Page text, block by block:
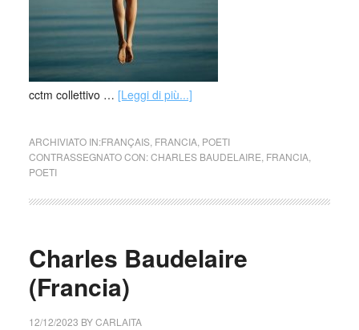
cctm collettivo … [Leggi di più...]
ARCHIVIATO IN:FRANÇAIS, FRANCIA, POETI
CONTRASSEGNATO CON:CHARLES BAUDELAIRE FRANCIA,
POETI
Charles Baudelaire
(Francia)
12/12/2023 BYCARLAITA